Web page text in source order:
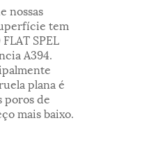
nossas
tem
SPEL
A394.
plana é
poros de
mais baixo.